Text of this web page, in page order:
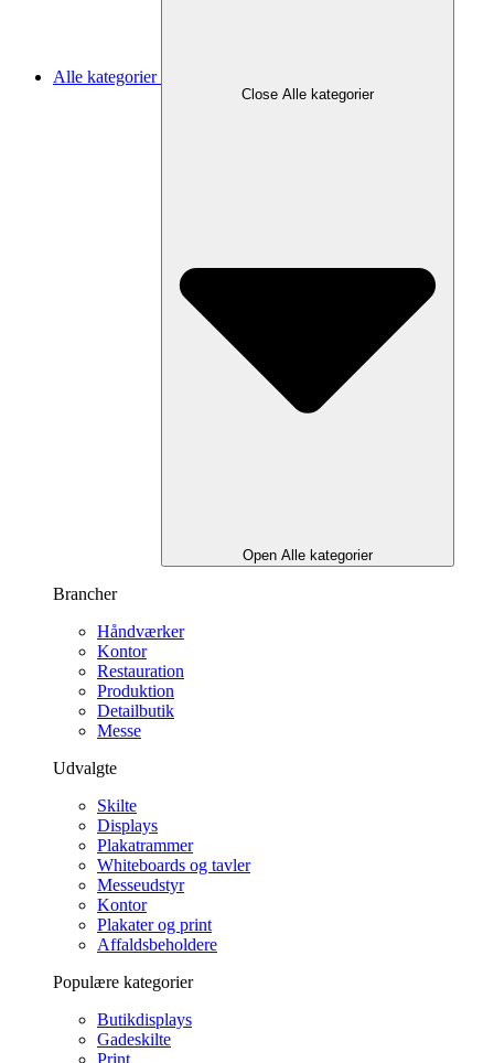
Alle kategorier
Close Alle kategorier
Open Alle kategorier
Brancher
Håndværker
Kontor
Restauration
Produktion
Detailbutik
Messe
Udvalgte
Skilte
Displays
Plakatrammer
Whiteboards og tavler
Messeudstyr
Kontor
Plakater og print
Affaldsbeholdere
Populære kategorier
Butikdisplays
Gadeskilte
Print